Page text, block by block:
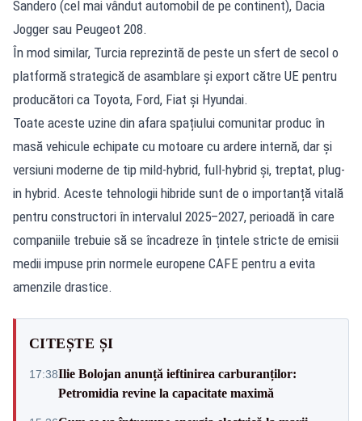
Sandero (cel mai vândut automobil de pe continent), Dacia
Jogger sau Peugeot 208.
În mod similar, Turcia reprezintă de peste un sfert de secol o
platformă strategică de asamblare și export către UE pentru
producători ca Toyota, Ford, Fiat și Hyundai.
Toate aceste uzine din afara spațiului comunitar produc în
masă vehicule echipate cu motoare cu ardere internă, dar și
versiuni moderne de tip mild-hybrid, full-hybrid și, treptat, plug-
in hybrid. Aceste tehnologii hibride sunt de o importanță vitală
pentru constructori în intervalul 2025–2027, perioadă în care
companiile trebuie să se încadreze în țintele stricte de emisii
medii impuse prin normele europene CAFE pentru a evita
amenzile drastice.
CITEȘTE ȘI
17:38Ilie Bolojan anunță ieftinirea carburanților:
Petromidia revine la capacitate maximă